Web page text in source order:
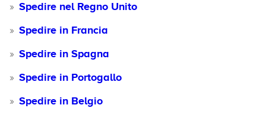
Spedire nel Regno Unito
Spedire in Francia
Spedire in Spagna
Spedire in Portogallo
Spedire in Belgio